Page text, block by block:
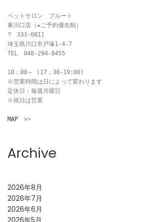
ペットサロン　プルート
東川口店（★ご予約優先制）
〒 333-0811
埼玉県川口市戸塚1-4-7
TEL　048-294-8455
10：00～ (17：30-19:00)
※営業時間は日によって変わります
定休日：毎週月曜日
※祝日は営業
MAP >>
Archive
2026年8月
2026年7月
2026年6月